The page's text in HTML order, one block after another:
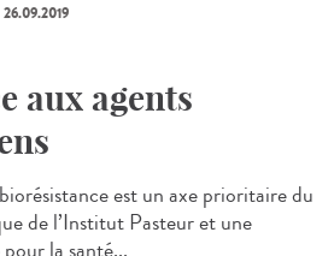
26.09.2019
aux agents
est un axe prioritaire du
de l’Institut Pasteur et une
la santé...